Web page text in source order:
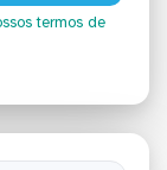
termos de